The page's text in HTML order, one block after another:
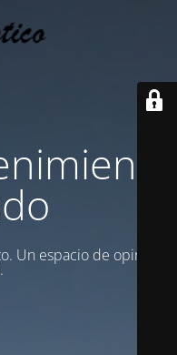
Un espacio de opinion